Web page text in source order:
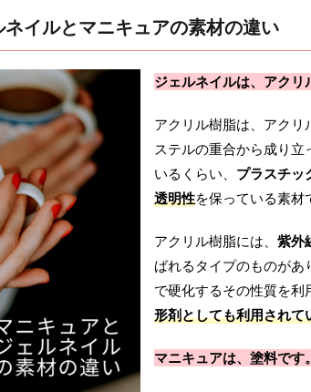
ネイルとマニキュアの素材の違い
ジェルネイルは、 アクリ
アクリル樹脂は、アク
ステルの重合から成り
いるくらい、 プラスチッ
透明性を保っている素材
アクリル樹脂には、 紫外
ばれるタイプのものが
で硬化するその性質を
形剤としても利用されて
マニキュアは、 塗料です。